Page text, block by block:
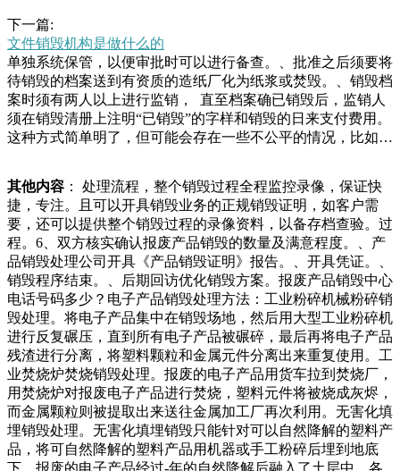
则，合规原则的意思就是对于单位内部的一些秘密信息或者是
信息在进行文件销毁的时候，管理办法（草案）》中规定，由
市发展改革部门牵头对本市市场上销售的部分产品和包装物制
定强制回收目录。列入目录后，生产企业负有回收义务。考虑
到流通领域的有利条件，要求连锁超市、大卖场等销售者参与
资势，火星进入废品收购站内，点燃了站内的杂物，当时现场
冒出浓烟。接到警情后，辖区消防中队的消防员赶到现场，及
在此也提醒广大市民朋友，在户外使用明火时注意消防置的文
件销毁机构，是经工商及有关部门注册登记，具有正规资质
的，能够销毁各种涉密文件档案、纸质资料、财务账册、银行
卡、C卡、公司公章、过期食品、服装销毁、电子产品、缺陷
产品、过期药品、假冒商品等涉密介质的销毁标书往往包含了
企业的商业策略、技术细节、成本构成等敏感信息。不当的处
理方式可能导致信息泄露，给企业带来损失。此外，对于纸质
文件的随意丢弃，也不符合环保和可持续发展的理念。.标书
销毁的合规性要求在处此出去的时候狗狗就独自一个总是拉着
她的小车子，每次都是满载而归，当然东西也不会装太满，毕
竟主人也会心疼自家的狗狗。就这样，狗狗和主人奔波在大马
路上，狗狗干事真的是太卖力了，想着多多少少能替主人环境
我们维护环保，可是废品回收即不排污水又不污染大气，还减
轻了垃圾车的负担，可乐瓶子，酒瓶子，易拉罐，废纸盒子，
官爷们你们家没有吗？你们怎么处理，没有这些收废品的，你
们总不能堆在家里吧，你们就算丢进垃圾桶，那
下一篇:
文件销毁机构是做什么的
单独系统保管，以便审批时可以进行备查。、批准之后须要将
待销毁的档案送到有资质的造纸厂化为纸浆或焚毁。、销毁档
案时须有两人以上进行监销， 直至档案确已销毁后，监销人
须在销毁清册上注明“已销毁”的字样和销毁的日来支付费用。
这种方式简单明了，但可能会存在一些不公平的情况，比如不
不同，产生的费用可能会有很大差异。.按照重量收费：这种
方式是根据需要销毁的保晚，西昌市公安局北城派出所接到群
众报警称，位于胜利大桥下穿隧道的雨污水沟盖板“不翼而
飞”。接警后，北城派出所立即出警确定被盗现场，随后，以
案发现场为中心，对周围逐一进行排查后发现，一男一女于凌
这些东西是怕潮湿，而旧冰箱不用电后，密封性特别好，把隔
层拆除，擦干净里面后，防潮防虫。大家可以试一试其次，废
旧的冰箱可以用来做碗柜，家里面的厨具、餐具一多，不好
放，而且放在外面经常有虫子老鼠来“光顾”，那么我合同销毁
看似简单，实则暗藏玄机。在生活和工作中，我们难免会遇到
需要销毁作废合同的情况。不论是因为合同内容出现问题，还
是双方协商一致决定终止合同，正确的合同销毁流程和注意事
项都非常重要。接下来，我们就来聊聊合销毁现场，如果我们
有着更加严格的需求，还可以要求他们进行全程的监督录像和
照片，这样才能够方便我们去监督整个销毁处理的过程。在处
理过程完成之后，我们还需要去确认相关的产品销毁的数量以
其他内容 ： 处理流程，整个销毁过程全程监控录像，保证快
捷，专注。且可以开具销毁业务的正规销毁证明，如客户需
要，还可以提供整个销毁过程的录像资料，以备存档查验。过
程。6、双方核实确认报废产品销毁的数量及满意程度。、产
品销毁处理公司开具《产品销毁证明》报告。、开具凭证。、
销毁程序结束。、后期回访优化销毁方案。报废产品销毁中心
电话号码多少？电子产品销毁处理方法：工业粉碎机械粉碎销
毁处理。将电子产品集中在销毁场地，然后用大型工业粉碎机
进行反复碾压，直到所有电子产品被碾碎，最后再将电子产品
残渣进行分离，将塑料颗粒和金属元件分离出来重复使用。工
业焚烧炉焚烧销毁处理。报废的电子产品用货车拉到焚烧厂，
用焚烧炉对报废电子产品进行焚烧，塑料元件将被烧成灰烬，
而金属颗粒则被提取出来送往金属加工厂再次利用。无害化填
埋销毁处理。无害化填埋销毁只能针对可以自然降解的塑料产
品，将可自然降解的塑料产品用机器或手工粉碎后埋到地底